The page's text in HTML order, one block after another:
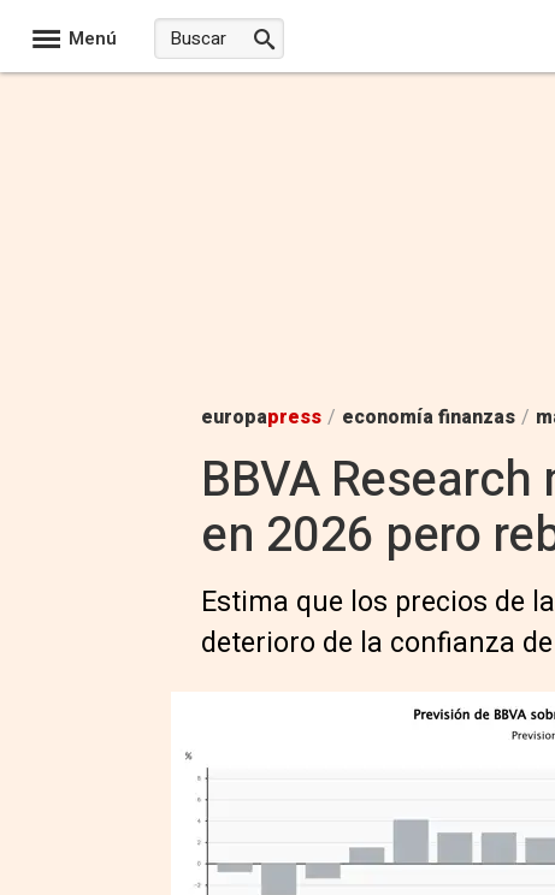
Menú
europapress / economía finanzas /
BBVA
en 2026 pero
Estima que los precios de
deterioro de la confianza